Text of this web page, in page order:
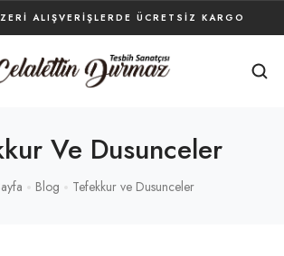
ALIŞVERIŞLERDE ÜCRETSIZ KARGO
Ve Dusunceler
Blog Tefekkur ve Dusunceler